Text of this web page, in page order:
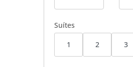
Suítes
1 2 3